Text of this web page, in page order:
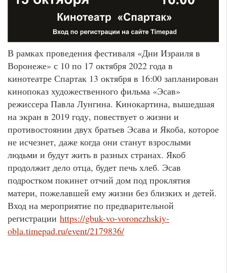
В рамках проведения фестиваля «Дни Израиля в
Воронеже» с 10 по 17 октября 2022 года в
кинотеатре Спартак 13 октября в 16:00 запланирован
кинопоказ художественного фильма «Эсав»
режиссера Павла Лунгина. Кинокартина, вышедшая
на экран в 2019 году, повествует о жизни и
противостоянии двух братьев Эсава и Якоба, которое
не исчезнет, даже когда они станут взрослыми
людьми и будут жить в разных странах. Якоб
продолжит дело отца, будет печь хлеб. Эсав
подростком покинет отчий дом под проклятия
матери, пожелавшей ему жизни без близких и детей.
Вход на мероприятие по предварительной
регистрации https://gbuk-vo-voronezhskiy-
obla.timepad.ru/event/2179836/